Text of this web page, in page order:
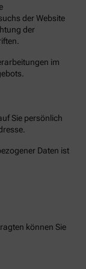
der Website
der
im
Sie persönlich
Daten ist
können Sie